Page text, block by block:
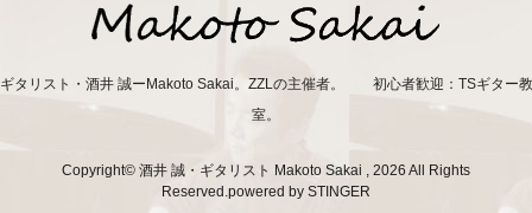
ギタリスト・酒井 誠ーMakoto Sakai。ZZLの主催者。 初心者歓迎：TSギター教
室。
Copyright© 酒井 誠・ギタリスト Makoto Sakai , 2026 All Rights
Reserved.powered by STINGER